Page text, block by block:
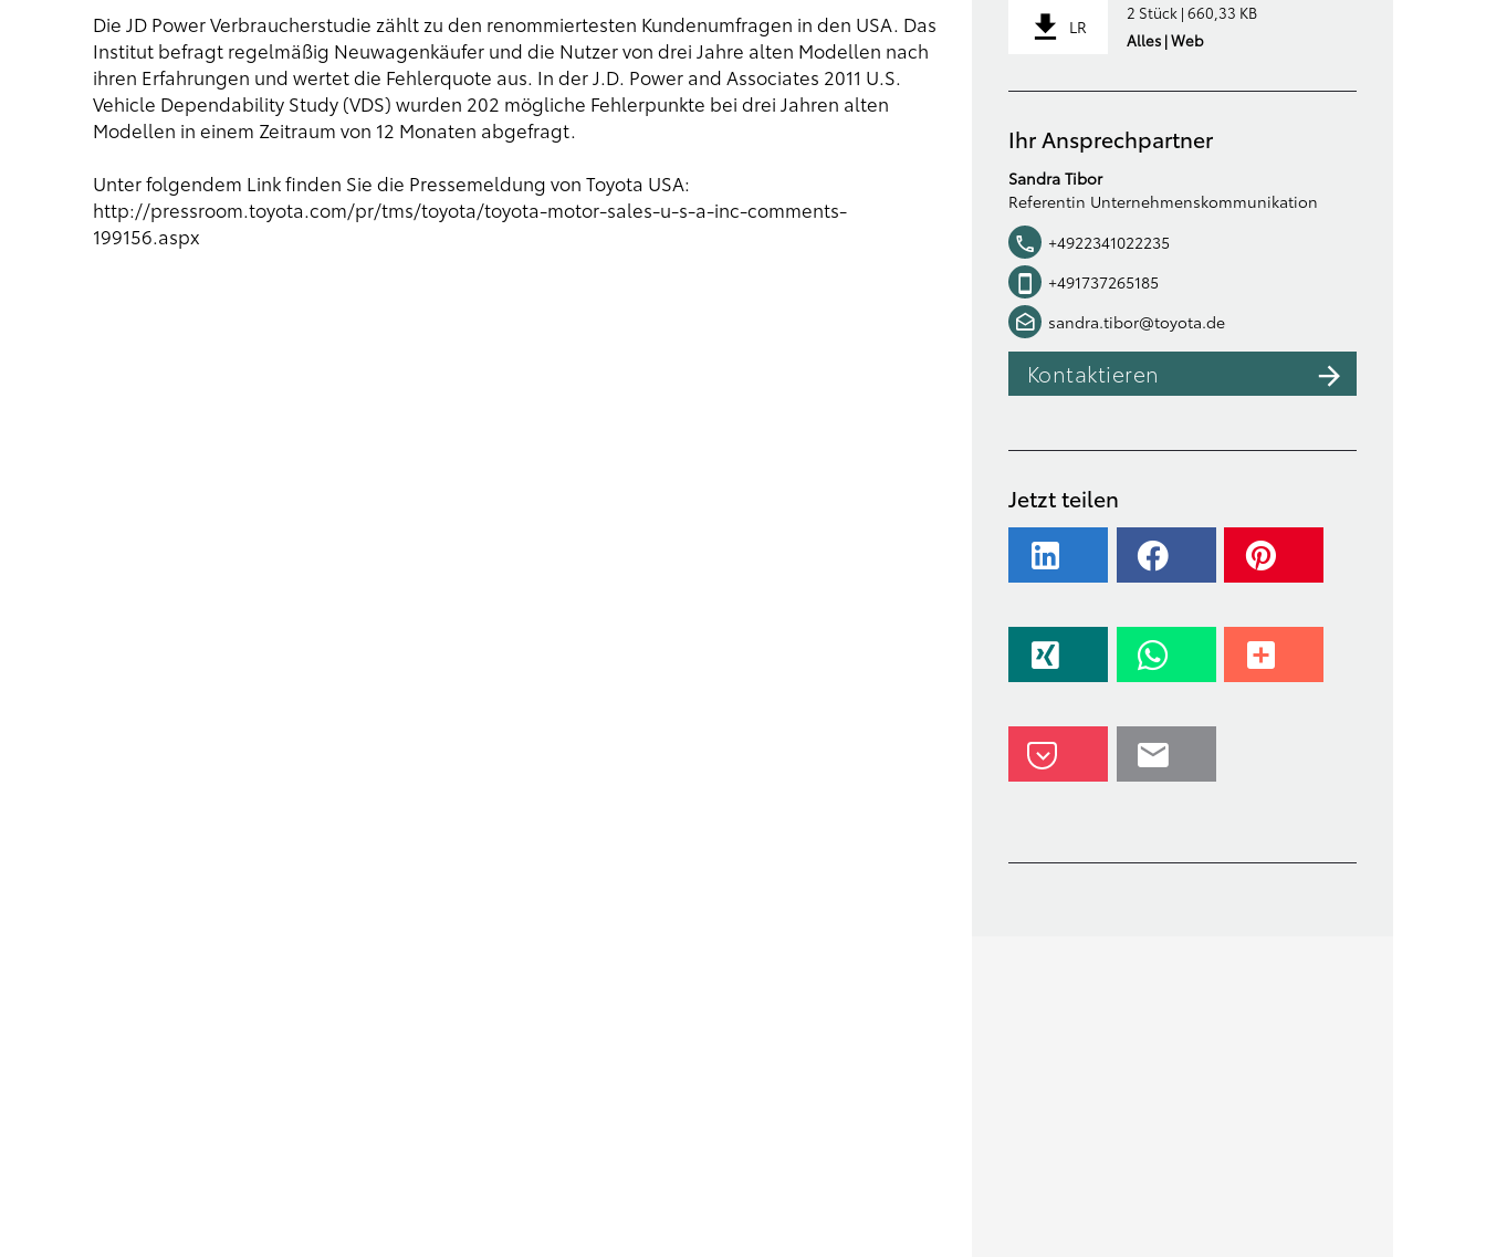
Die JD Power Verbraucherstudie zählt zu den renommiertesten Kundenumfragen in den USA. Das
Institut befragt regelmäßig Neuwagenkäufer und die Nutzer von drei Jahre alten Modellen nach
ihren Erfahrungen und wertet die Fehlerquote aus. In der J.D. Power and Associates 2011 U.S.
Vehicle Dependability Study (VDS) wurden 202 mögliche Fehlerpunkte bei drei Jahren alten
Modellen in einem Zeitraum von 12 Monaten abgefragt.
Unter folgendem Link finden Sie die Pressemeldung von Toyota USA:
http://pressroom.toyota.com/pr/tms/toyota/toyota-motor-sales-u-s-a-inc-comments-
199156.aspx
LR
2 Stück | 660,33 KB
Alles | Web
Ihr Ansprechpartner
Sandra Tibor
Referentin Unternehmenskommunikation
+4922341022235
+491737265185
sandra.tibor@toyota.de
Kontaktieren
Jetzt teilen